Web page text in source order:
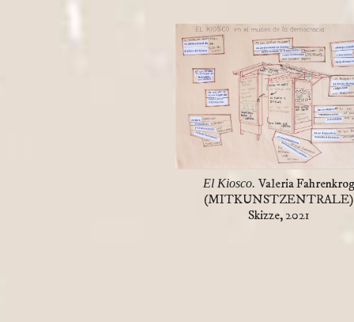
El Kiosco.Valeria Fahrenkrog
(MITKUNSTZENTRALE)
Skizze, 2021